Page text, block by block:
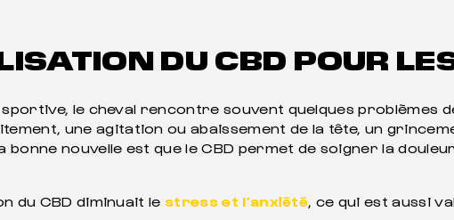
DU CBD POUR
le cheval rencontre souvent quelques problèmes
une agitation ou abaissement de la tête, un
nouvelle est que le CBD permet de soigner la
du CBD diminuait le stress et l’anxiété, ce qui est aussi